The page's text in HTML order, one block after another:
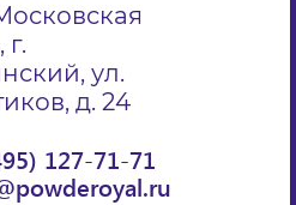
г.
ул.
д. 24
127-71-71